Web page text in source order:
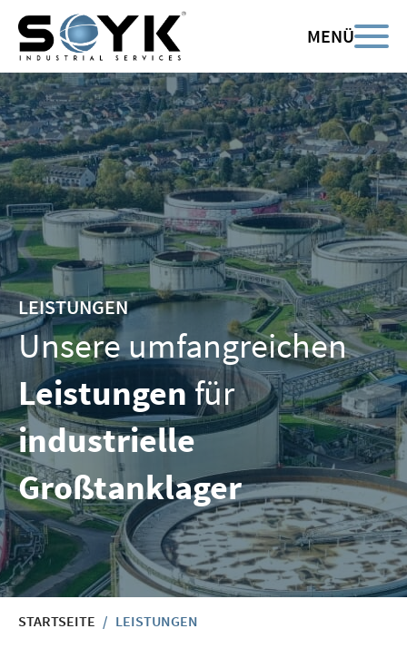
Inhalt
springen
MENÜ
LEIS­TUN­GEN
Unsere umfangreichen
Leistungenfür
industrielle
Großtanklager
START­SEI­TE / LEIS­TUN­GEN